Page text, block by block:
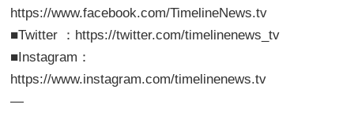
https://www.facebook.com/TimelineNews.tv
■Twitter ：https://twitter.com/timelinenews_tv
■Instagram：
https://www.instagram.com/timelinenews.tv
—